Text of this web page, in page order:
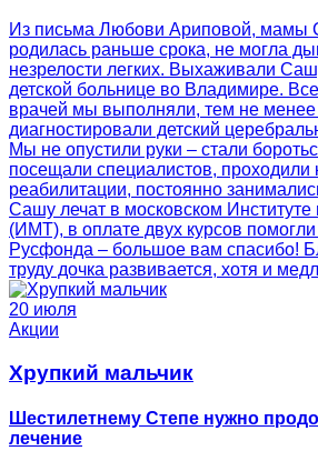
Из письма Любови Ариповой, мамы
родилась раньше срока, не могла
незрелости легких. Выхаживали
детской больнице во Владимире.
врачей мы выполняли, тем не менее
диагностировали детский
Мы не опустили руки – стали
посещали специалистов, проходили
реабилитации, постоянно
Сашу лечат в московском Институте
(ИМТ), в оплате двух курсов помогли
Русфонда – большое вам спасибо!
труду дочка развивается, хотя и
20 июля
Акции
Хрупкий мальчик
Шестилетнему Степе нужно
лечение